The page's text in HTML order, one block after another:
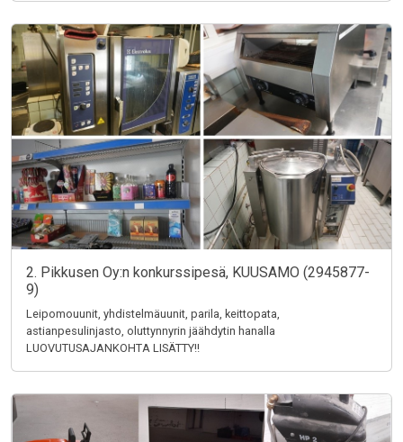
2. Pikkusen Oy:n konkurssipesä, KUUSAMO (2945877-
9)
Leipomouunit, yhdistelmäuunit, parila, keittopata,
astianpesulinjasto, oluttynnyrin jäähdytin hanalla
LUOVUTUSAJANKOHTA LISÄTTY!!